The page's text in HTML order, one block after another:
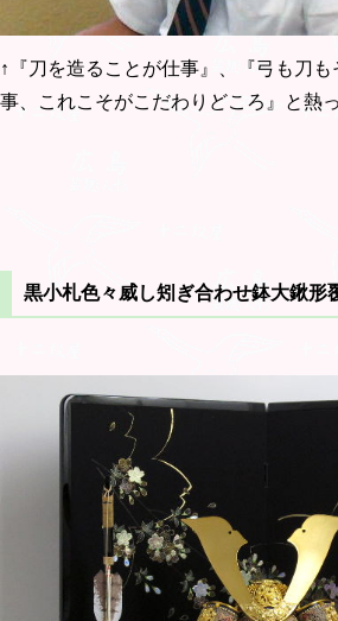
↑『刀を造ることが仕事』、『弓も刀
事、これこそがこだわりどころ』と熱
黒小札色々威し矧ぎ合わせ鉢大鍬形